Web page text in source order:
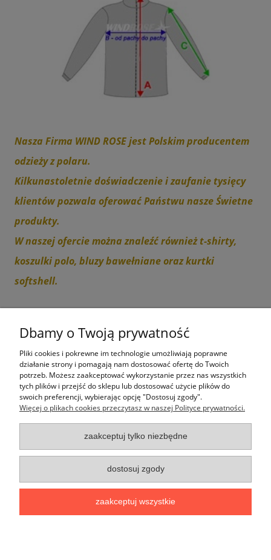
Nasza Firma WIND ROSE jest Polskim producentem
odzieży z polaru.
Kilkunastoletnie doświadczenie i zaufanie tysięcy
klientów pozwala oferować Państwu nasze Świetne
produkty.
W naszej ofercie można znaleźć również t-shirty,
koszulki polo, bluzy bawełniane oraz kurtki
softshell.
Twoim logo (minimalna ilość 6 sztuk) -
zapytaj biuro@windrose.com.pl
Moje konto
Płatności i dostawa
Informacje
O nas
Dbamy o Twoją prywatność
Pliki cookies i pokrewne im technologie umożliwiają poprawne
działanie strony i pomagają nam dostosować ofertę do Twoich
potrzeb. Możesz zaakceptować wykorzystanie przez nas wszystkich
tych plików i przejść do sklepu lub dostosować użycie plików do
swoich preferencji, wybierając opcję "Dostosuj zgody".
Więcej o plikach cookies przeczytasz w naszej Polityce prywatności.
zaakceptuj tylko niezbędne
dostosuj zgody
zaakceptuj wszystkie